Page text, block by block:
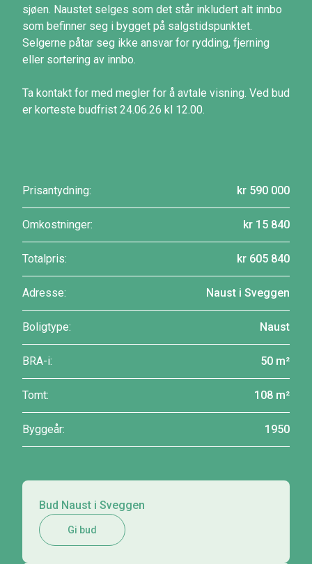
sjøen. Naustet selges som det står inkludert alt innbo
som befinner seg i bygget på salgstidspunktet.
Selgerne påtar seg ikke ansvar for rydding, fjerning
eller sortering av innbo.
Ta kontakt for med megler for å avtale visning. Ved bud
er korteste budfrist 24.06.26 kl 12.00.
Prisantydning: kr 590 000
Omkostninger: kr 15 840
Totalpris: kr 605 840
Adresse: Naust i Sveggen
Boligtype: Naust
BRA-i: 50 m²
Tomt: 108 m²
Byggeår: 1950
Bud Naust i Sveggen
Gi bud